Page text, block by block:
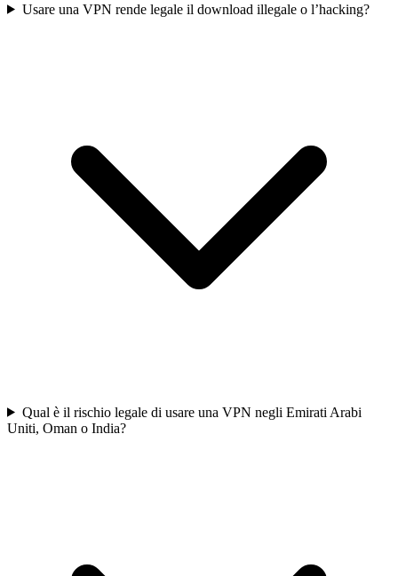
Usare una VPN rende legale il download illegale o l’hacking?
Qual è il rischio legale di usare una VPN negli Emirati Arabi
Uniti, Oman o India?